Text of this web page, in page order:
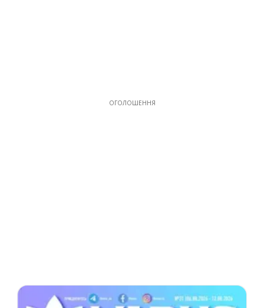
ОГОЛОШЕННЯ